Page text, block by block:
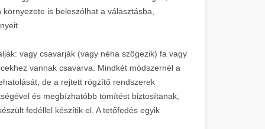
is beleszólhat a választásba,
vagy csavarják (vagy néha szögezik) fa vagy
vannak csavarva. Mindkét módszernél a
de a rejtett rögzítő rendszerek
és megbízhatóbb tömítést biztosítanak,
fedéllel készítik el. A tetőfedés egyik